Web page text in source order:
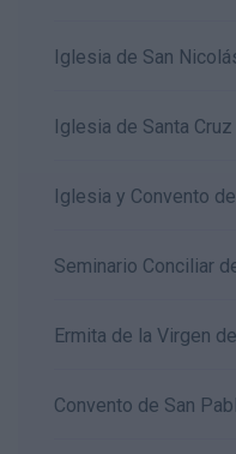
Iglesia de San
Iglesia de Santa Cruz
Iglesia y Convento
Seminario Conciliar
Ermita de la Virgen
Convento de San